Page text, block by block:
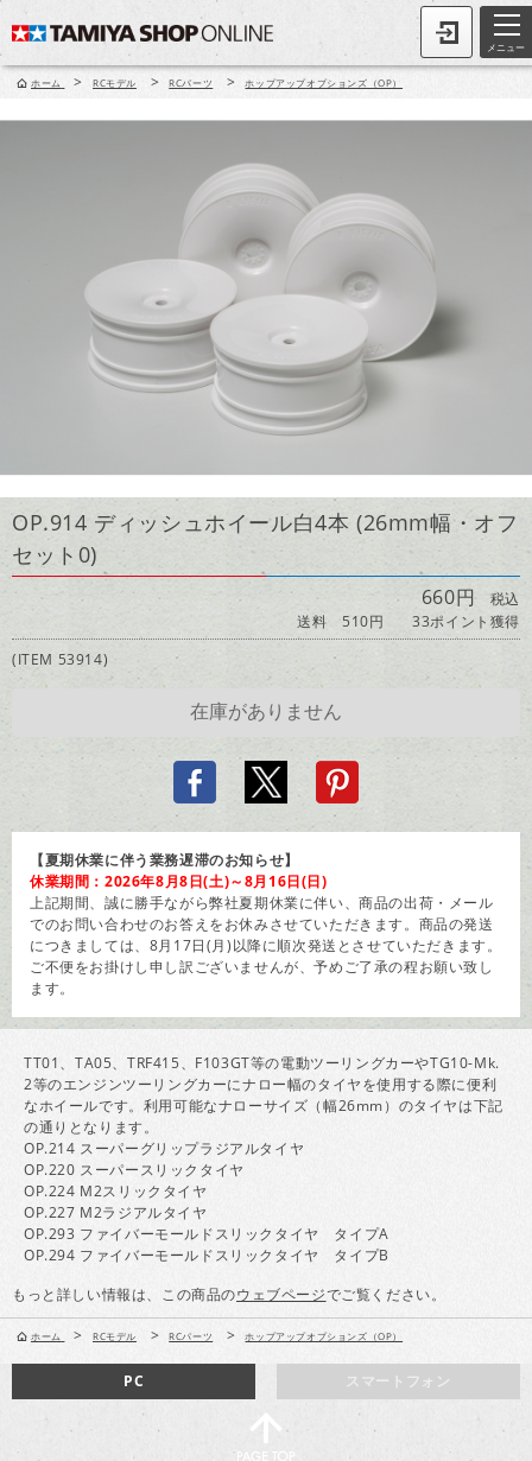
メニュー
ホーム > RCモデル > RCパーツ > ホップアップオプションズ（OP）
OP.914 ディッシュホイール白4本 (26mm幅・オフ
セット0)
660円税込
送料 510円
33ポイント獲得
(ITEM 53914)
【夏期休業に伴う業務遅滞のお知らせ】
休業期間：2026年8月8日(土)～8月16日(日)
上記期間、誠に勝手ながら弊社夏期休業に伴い、商品の出荷・メール
でのお問い合わせのお答えをお休みさせていただきます。商品の発送
につきましては、8月17日(月)以降に順次発送とさせていただきます。
ご不便をお掛けし申し訳ございませんが、予めご了承の程お願い致し
ます。
TT01、TA05、TRF415、F103GT等の電動ツーリングカーやTG10-Mk.
2等のエンジンツーリングカーにナロー幅のタイヤを使用する際に便利
なホイールです。利用可能なナローサイズ（幅26mm）のタイヤは下記
の通りとなります。
OP.214 スーパーグリップラジアルタイヤ
OP.220 スーパースリックタイヤ
OP.224 M2スリックタイヤ
OP.227 M2ラジアルタイヤ
OP.293 ファイバーモールドスリックタイヤ タイプA
OP.294 ファイバーモールドスリックタイヤ タイプB
もっと詳しい情報は、この商品のウェブページでご覧ください。
ホーム > RCモデル > RCパーツ > ホップアップオプションズ（OP）
スマートフォン
PC